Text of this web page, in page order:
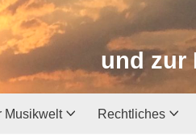
und zur
Musikwelt Rechtliches